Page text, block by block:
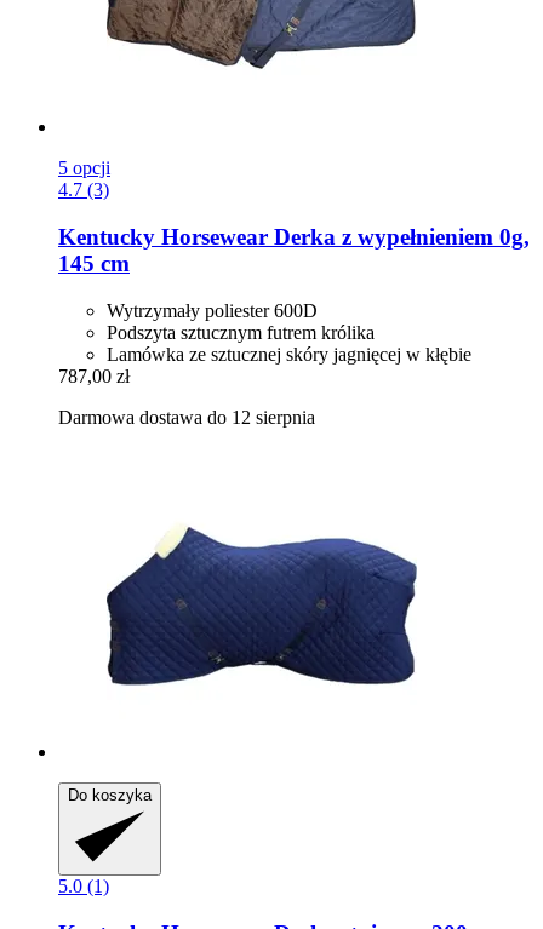
5 opcji
4.7 (3)
Kentucky Horsewear Derka z wypełnieniem 0g,
145 cm
Wytrzymały poliester 600D
Podszyta sztucznym futrem królika
Lamówka ze sztucznej skóry jagnięcej w kłębie
787,00 zł
Darmowa dostawa do 12 sierpnia
Do koszyka
5.0 (1)